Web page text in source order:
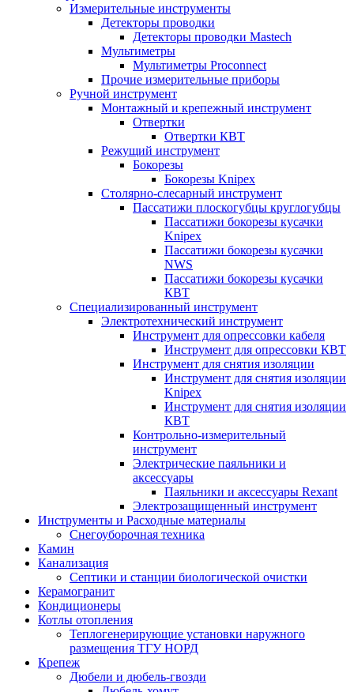
Измерительные инструменты
Детекторы проводки
Детекторы проводки Mastech
Мультиметры
Мультиметры Proconnect
Прочие измерительные приборы
Ручной инструмент
Монтажный и крепежный инструмент
Отвертки
Отвертки КВТ
Режущий инструмент
Бокорезы
Бокорезы Knipex
Столярно-слесарный инструмент
Пассатижи плоскогубцы круглогубцы
Пассатижи бокорезы кусачки
Knipex
Пассатижи бокорезы кусачки
NWS
Пассатижи бокорезы кусачки
КВТ
Специализированный инструмент
Электротехнический инструмент
Инструмент для опрессовки кабеля
Инструмент для опрессовки КВТ
Инструмент для снятия изоляции
Инструмент для снятия изоляции
Knipex
Инструмент для снятия изоляции
КВТ
Контрольно-измерительный
инструмент
Электрические паяльники и
аксессуары
Паяльники и аксессуары Rexant
Электрозащищенный инструмент
Инструменты и Расходные материалы
Снегоуборочная техника
Камин
Канализация
Септики и станции биологической очистки
Керамогранит
Кондиционеры
Котлы отопления
Теплогенерирующие установки наружного
размещения ТГУ НОРД
Крепеж
Дюбели и дюбель-гвозди